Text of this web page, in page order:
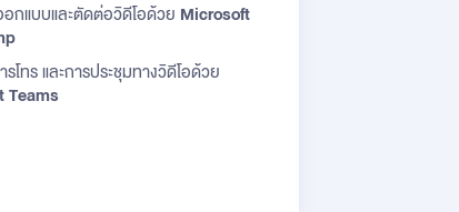
อกแบบและตัดต่อวิดีโอด้วย Microsoft
โทร และการประชุมทางวิดีโอด้วย
Teams